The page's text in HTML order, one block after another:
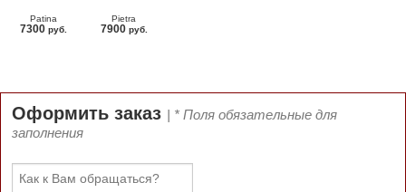
Patina
7300 руб.
Pietra
7900 руб.
Оформить заказ | * Поля обязательные для
заполнения